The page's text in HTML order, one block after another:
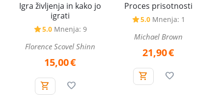
Igra življenja in kako jo
igrati
5.0 Mnenja: 9
Florence Scovel Shinn
15,00€
Proces prisotnosti
5.0 Mnenja: 1
Michael Brown
21,90€